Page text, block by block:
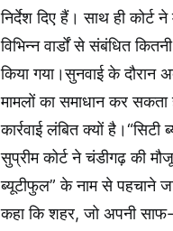
निर्देश दिए हैं। साथ ही
विभिन्न वार्डों से संबंधित
किया गया।सुनवाई के दौरान
मामलों का समाधान कर
कार्रवाई लंबित क्यों है।“सिटी
सुप्रीम कोर्ट ने चंडीगढ़ की
ब्यूटीफुल” के नाम से पहचाने
कहा कि शहर, जो अपनी